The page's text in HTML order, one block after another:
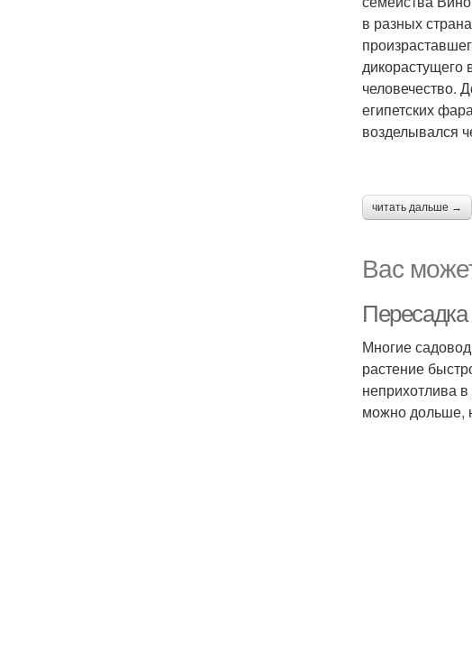
в разных
дикорастущего
человечество.
египетских
возделывался
читать дальше →
Вас
Многие
растение
неприхотлива
можно дольше,